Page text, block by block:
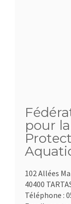
pour
102 Allées
40400
Téléphone :